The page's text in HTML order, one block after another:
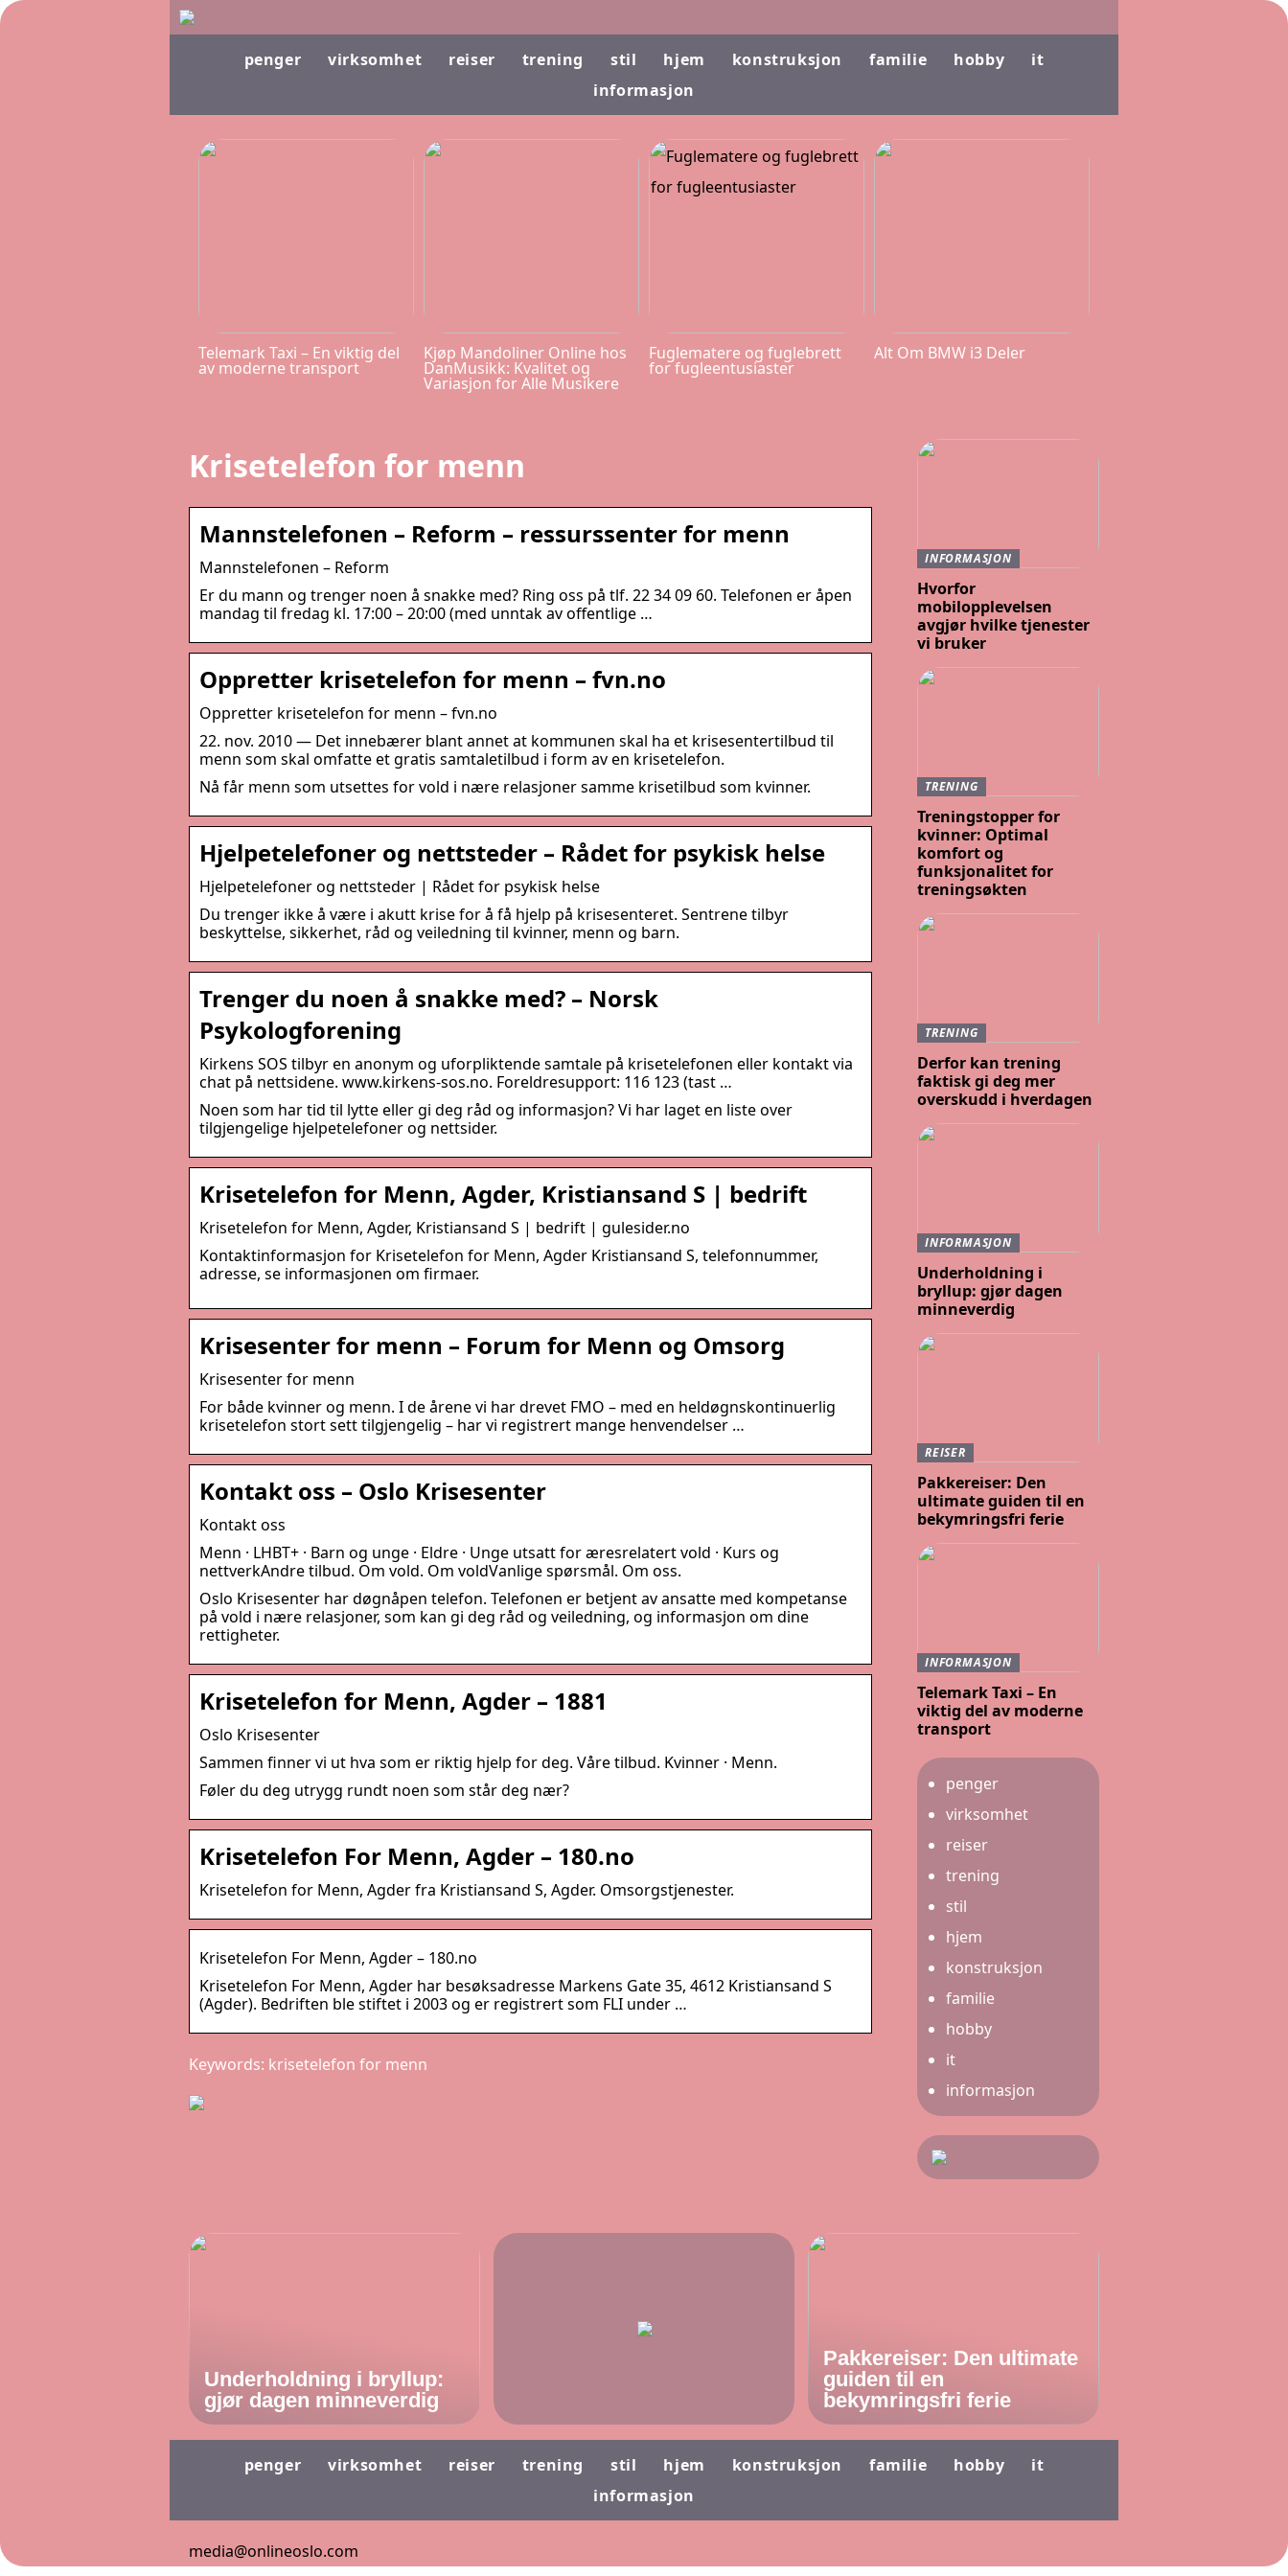
penger virksomhet reiser trening stil hjem konstruksjon familie hobby
it
informasjon
Telemark Taxi – En viktig del
av moderne transport
Kjøp Mandoliner Online hos
DanMusikk: Kvalitet og
Variasjon for Alle Musikere
Fuglematere og fuglebrett
for fugleentusiaster
Alt Om BMW i3 Deler
Krisetelefon for menn
Mannstelefonen – Reform – ressurssenter for menn
Mannstelefonen – Reform
Er du mann og trenger noen å snakke med? Ring oss på tlf. 22 34 09 60. Telefonen er åpen
mandag til fredag kl. 17:00 – 20:00 (med unntak av offentlige …
Oppretter krisetelefon for menn – fvn.no
Oppretter krisetelefon for menn – fvn.no
22. nov. 2010 — Det innebærer blant annet at kommunen skal ha et krisesentertilbud til
menn som skal omfatte et gratis samtaletilbud i form av en krisetelefon.
Nå får menn som utsettes for vold i nære relasjoner samme krisetilbud som kvinner.
Hjelpetelefoner og nettsteder – Rådet for psykisk helse
Hjelpetelefoner og nettsteder | Rådet for psykisk helse
Du trenger ikke å være i akutt krise for å få hjelp på krisesenteret. Sentrene tilbyr
beskyttelse, sikkerhet, råd og veiledning til kvinner, menn og barn.
Trenger du noen å snakke med? – Norsk
Psykologforening
Kirkens SOS tilbyr en anonym og uforpliktende samtale på krisetelefonen eller kontakt via
chat på nettsidene. www.kirkens-sos.no. Foreldresupport: 116 123 (tast …
Noen som har tid til lytte eller gi deg råd og informasjon? Vi har laget en liste over
tilgjengelige hjelpetelefoner og nettsider.
Krisetelefon for Menn, Agder, Kristiansand S | bedrift
Krisetelefon for Menn, Agder, Kristiansand S | bedrift | gulesider.no
Kontaktinformasjon for Krisetelefon for Menn, Agder Kristiansand S, telefonnummer,
adresse, se informasjonen om firmaer.
Krisesenter for menn – Forum for Menn og Omsorg
Krisesenter for menn
For både kvinner og menn. I de årene vi har drevet FMO – med en heldøgnskontinuerlig
krisetelefon stort sett tilgjengelig – har vi registrert mange henvendelser …
Kontakt oss – Oslo Krisesenter
Kontakt oss
Menn · LHBT+ · Barn og unge · Eldre · Unge utsatt for æresrelatert vold · Kurs og
nettverkAndre tilbud. Om vold. Om voldVanlige spørsmål. Om oss.
Oslo Krisesenter har døgnåpen telefon. Telefonen er betjent av ansatte med kompetanse
på vold i nære relasjoner, som kan gi deg råd og veiledning, og informasjon om dine
rettigheter.
Krisetelefon for Menn, Agder – 1881
Oslo Krisesenter
Sammen finner vi ut hva som er riktig hjelp for deg. Våre tilbud. Kvinner · Menn.
Føler du deg utrygg rundt noen som står deg nær?
Krisetelefon For Menn, Agder – 180.no
Krisetelefon for Menn, Agder fra Kristiansand S, Agder. Omsorgstjenester.
Krisetelefon For Menn, Agder – 180.no
Krisetelefon For Menn, Agder har besøksadresse Markens Gate 35, 4612 Kristiansand S
(Agder). Bedriften ble stiftet i 2003 og er registrert som FLI under …
Keywords: krisetelefon for menn
INFORMASJON
Hvorfor
mobilopplevelsen
avgjør hvilke tjenester
vi bruker
TRENING
Treningstopper for
kvinner: Optimal
komfort og
funksjonalitet for
treningsøkten
TRENING
Derfor kan trening
faktisk gi deg mer
overskudd i hverdagen
INFORMASJON
Underholdning i
bryllup: gjør dagen
minneverdig
REISER
Pakkereiser: Den
ultimate guiden til en
bekymringsfri ferie
INFORMASJON
Telemark Taxi – En
viktig del av moderne
transport
penger
virksomhet
reiser
trening
stil
hjem
konstruksjon
familie
hobby
it
informasjon
Underholdning i bryllup:
gjør dagen minneverdig
Pakkereiser: Den ultimate
guiden til en
bekymringsfri ferie
penger virksomhet reiser trening stil hjem konstruksjon familie hobby
it
informasjon
media@onlineoslo.com